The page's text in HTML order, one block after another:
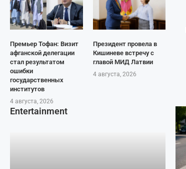
Премьер Тофан: Визит
афганской делегации
стал результатом
ошибки
государственных
институтов
4 августа, 2026
Президент провела в
Кишиневе встречу с
главой МИД Латвии
4 августа, 2026
Entertainment